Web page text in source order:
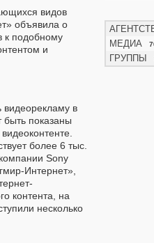
видов
объявила о
к подобному
и
в
быть показаны
более 6 тыс.
Sony
Интернет»,
контента, на
несколько
МЕДИА
ГРУППЫ